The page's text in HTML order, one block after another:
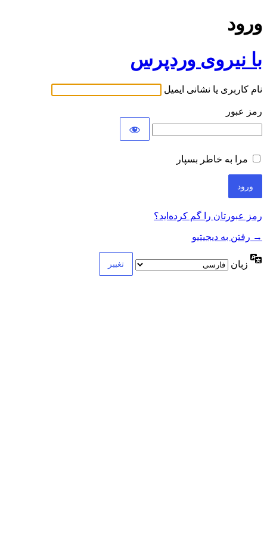
ورود
با نیروی وردپرس
نام کاربری یا نشانی ایمیل
رمز عبور
مرا به خاطر بسپار
رمز عبورتان را گم کرده‌اید؟
→ رفتن به دیجیتیو
زبان